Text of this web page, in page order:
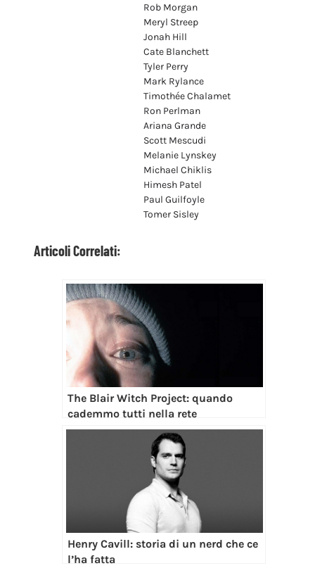
Rob Morgan
Meryl Streep
Jonah Hill
Cate Blanchett
Tyler Perry
Mark Rylance
Timothée Chalamet
Ron Perlman
Ariana Grande
Scott Mescudi
Melanie Lynskey
Michael Chiklis
Himesh Patel
Paul Guilfoyle
Tomer Sisley
Articoli Correlati:
The Blair Witch Project: quando
cademmo tutti nella rete
Henry Cavill: storia di un nerd che ce
l’ha fatta